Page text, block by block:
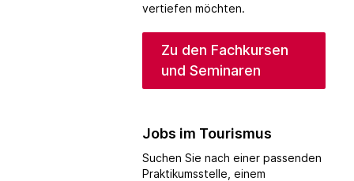
vertiefen möchten.
Zu den Fachkursen
und Seminaren
Jobs im Tourismus
Suchen Sie nach einer passenden
Praktikumsstelle, einem